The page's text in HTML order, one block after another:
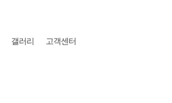
갤러리 고객센터